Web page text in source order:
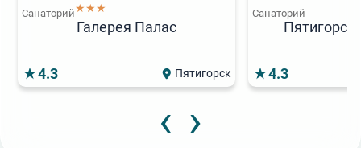
Санаторий★★★
Галерея Палас
4.3 Пятигорск
Санаторий
4.3
‹ ›